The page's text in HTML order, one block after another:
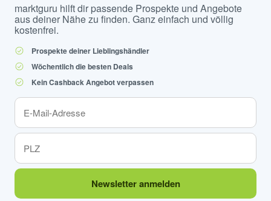
marktguru hilft dir passende Prospekte und Angebote
aus deiner Nähe zu finden. Ganz einfach und völlig
kostenfrei.
Prospekte deiner Lieblingshändler
Wöchentlich die besten Deals
Kein Cashback Angebot verpassen
Newsletter anmelden